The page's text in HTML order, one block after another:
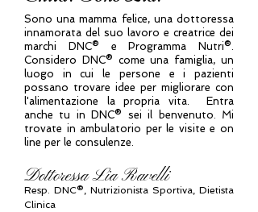
Sono una mamma felice, una dottoressa
innamorata del suo lavoro e creatrice dei
marchi DNC® e Programma Nutri®.
Considero DNC® come una famiglia, un
luogo in cui le persone e i pazienti
possano trovare idee per migliorare con
l'alimentazione la propria vita. Entra
anche tu in DNC® sei il benvenuto. Mi
trovate in ambulatorio per le visite e on
line per le consulenze.
Dottoressa Lia Ravelli
Resp. DNC®, Nutrizionista Sportiva, Dietista
Clinica